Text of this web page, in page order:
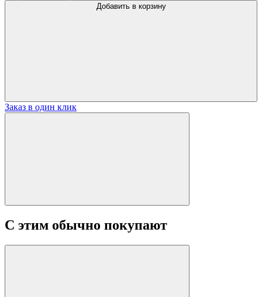
Добавить в корзину
Заказ в один клик
С этим обычно покупают